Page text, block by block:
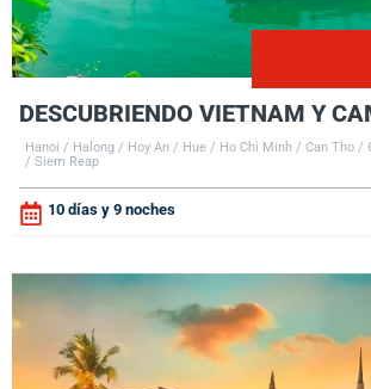
DESCUBRIENDO VIETNAM Y
Hanoi / Halong / Hoy An / Hue / Ho Chi Minh / Can Tho /
/ Siem Reap
10 días y 9 noches